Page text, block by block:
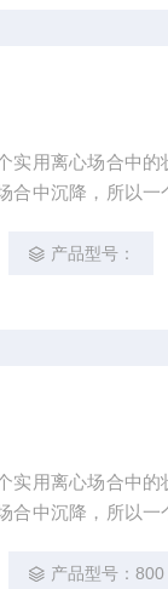
实用离心场合中
合中沉降，所以
产品型号：
实用离心场合中
合中沉降，所以
和蛋白质，并
产品型号：800